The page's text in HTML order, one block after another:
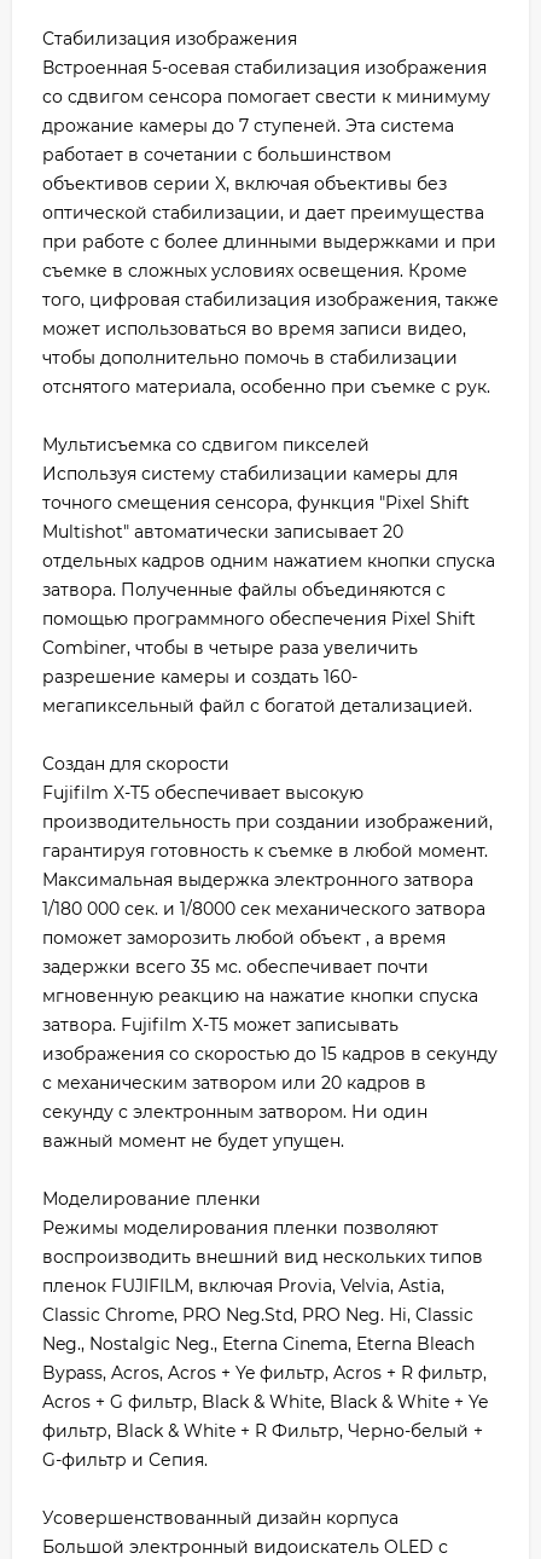
Стабилизация изображения
Встроенная 5-осевая стабилизация изображения
со сдвигом сенсора помогает свести к минимуму
дрожание камеры до 7 ступеней. Эта система
работает в сочетании с большинством
объективов серии X, включая объективы без
оптической стабилизации, и дает преимущества
при работе с более длинными выдержками и при
съемке в сложных условиях освещения. Кроме
того, цифровая стабилизация изображения, также
может использоваться во время записи видео,
чтобы дополнительно помочь в стабилизации
отснятого материала, особенно при съемке с рук.
Мультисъемка со сдвигом пикселей
Используя систему стабилизации камеры для
точного смещения сенсора, функция "Pixel Shift
Multishot" автоматически записывает 20
отдельных кадров одним нажатием кнопки спуска
затвора. Полученные файлы объединяются с
помощью программного обеспечения Pixel Shift
Combiner, чтобы в четыре раза увеличить
разрешение камеры и создать 160-
мегапиксельный файл с богатой детализацией.
Создан для скорости
Fujifilm X-T5 обеспечивает высокую
производительность при создании изображений,
гарантируя готовность к съемке в любой момент.
Максимальная выдержка электронного затвора
1/180 000 сек. и 1/8000 сек механического затвора
поможет заморозить любой объект , а время
задержки всего 35 мс. обеспечивает почти
мгновенную реакцию на нажатие кнопки спуска
затвора. Fujifilm X-T5 может записывать
изображения со скоростью до 15 кадров в секунду
с механическим затвором или 20 кадров в
секунду с электронным затвором. Ни один
важный момент не будет упущен.
Моделирование пленки
Режимы моделирования пленки позволяют
воспроизводить внешний вид нескольких типов
пленок FUJIFILM, включая Provia, Velvia, Astia,
Classic Chrome, PRO Neg.Std, PRO Neg. Hi, Classic
Neg., Nostalgic Neg., Eterna Cinema, Eterna Bleach
Bypass, Acros, Acros + Ye фильтр, Acros + R фильтр,
Acros + G фильтр, Black & White, Black & White + Ye
фильтр, Black & White + R Фильтр, Черно-белый +
G-фильтр и Сепия.
Усовершенствованный дизайн корпуса
Большой электронный видоискатель OLED с